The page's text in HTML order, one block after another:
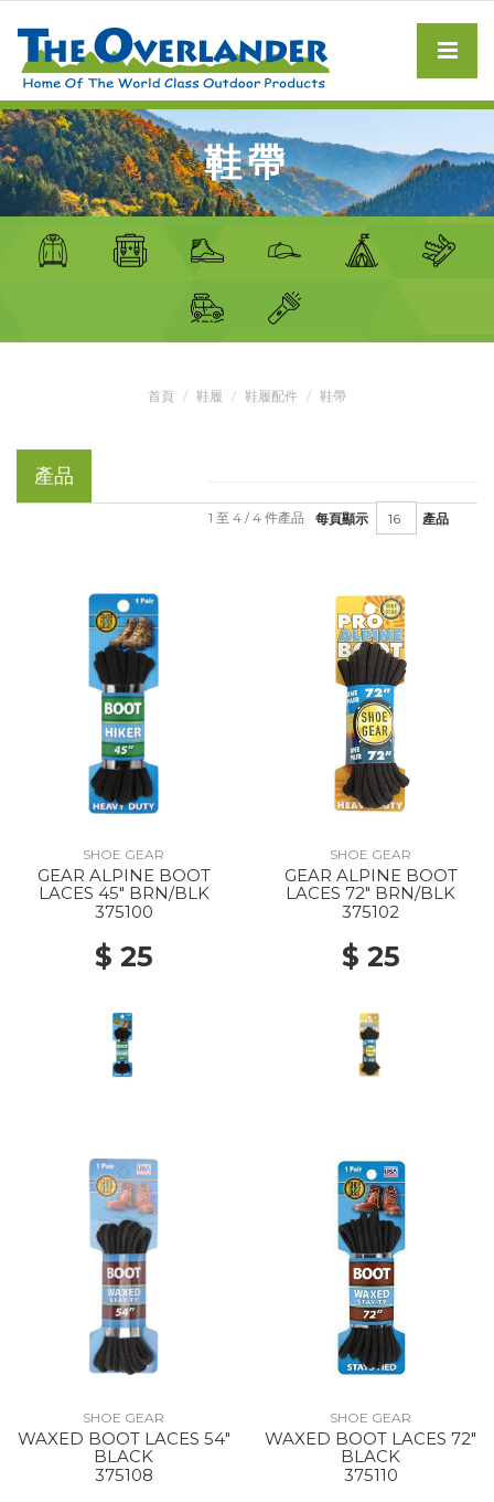
鞋帶
首頁 鞋履 鞋履配件 鞋帶
產品
每頁顯示 產品
1 至 4 / 4 件產品
SHOE GEAR
GEAR ALPINE BOOT
LACES 45" BRN/BLK
375100
$ 25
SHOE GEAR
GEAR ALPINE BOOT
LACES 72" BRN/BLK
375102
$ 25
SHOE GEAR
WAXED BOOT LACES 54"
BLACK
375108
SHOE GEAR
WAXED BOOT LACES 72"
BLACK
375110